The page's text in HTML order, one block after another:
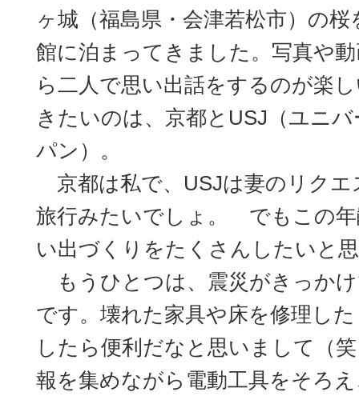
ヶ城（福島県・会津若松市）の
館に泊まってきました。写真や
ら二人で思い出話をするのが楽
きたいのは、京都とUSJ（ユニ
パン）。
京都は私で、USJは妻のリクエ
旅行みたいでしょ。 でもこの
い出づくりをたくさんしたいと
もうひとつは、震災がきっか
です。壊れた家具や床を修理し
したら便利だなと思いまして（
報を集めながら電動工具をそろ